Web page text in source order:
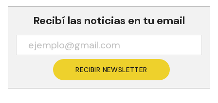
Recibí las noticias en tu email
RECIBIR NEWSLETTER